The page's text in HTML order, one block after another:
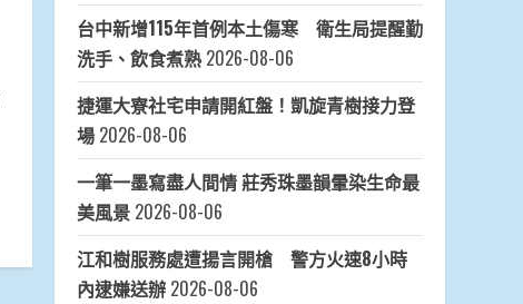
台中新增115年首例本土傷寒 衛生局提醒勤
洗手、飲食煮熟 2026-08-06
捷運大寮社宅申請開紅盤！凱旋青樹接力登
場 2026-08-06
一筆一墨寫盡人間情 莊秀珠墨韻暈染生命最
美風景 2026-08-06
江和樹服務處遭揚言開槍 警方火速8小時
內逮嫌送辦 2026-08-06